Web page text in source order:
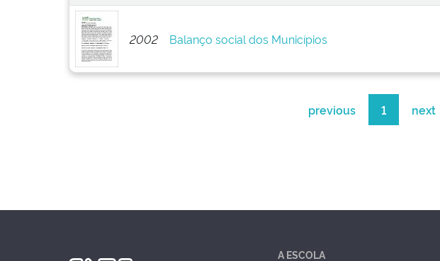
2002 Balanço social dos Municípios
previous 1 next
A ESCOLA